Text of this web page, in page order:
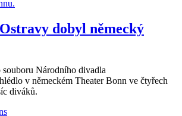
dobyl německý
souboru Národního divadla
v německém Theater Bonn ve čtyřech
diváků.